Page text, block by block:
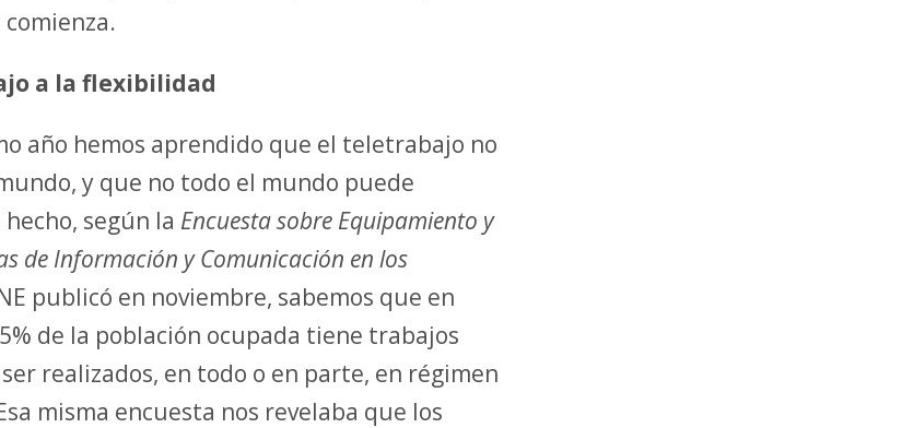
a la flexibilidad
año hemos aprendido que el teletrabajo no
y que no todo el mundo puede
según la Encuesta sobre Equipamiento y
de Información y Comunicación en los
publicó en noviembre, sabemos que en
de la población ocupada tiene trabajos
realizados, en todo o en parte, en régimen
misma encuesta nos revelaba que los